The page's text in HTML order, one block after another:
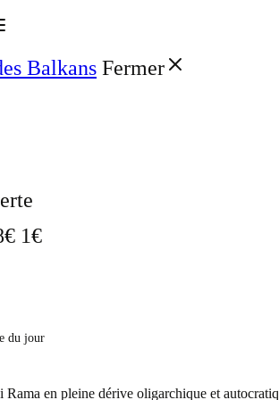
Balkans Fermer
1€
du jour
en pleine dérive oligarchique et